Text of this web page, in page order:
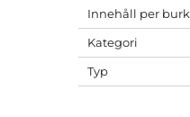
Innehåll per burk
Kategori
Typ